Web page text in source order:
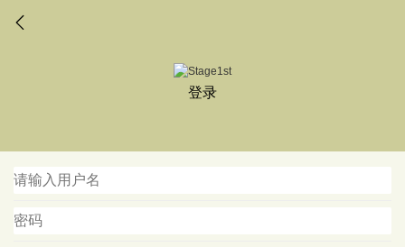
登录